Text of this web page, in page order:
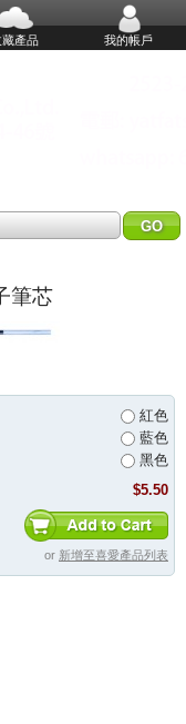
藏產品 我的帳戶
筆芯
紅色
藍色
黑色
$5.50
or 新增至喜愛產品列表